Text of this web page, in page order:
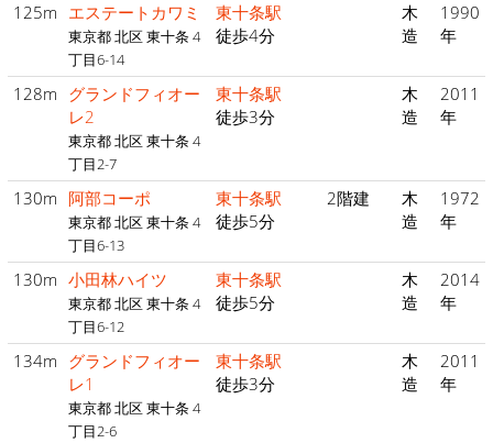
125m エステートカワミ
東京都 北区 東十条 4
丁目6-14
東十条駅
徒歩4分
木
造
1990
年
128m グランドフィオー
レ2
東京都 北区 東十条 4
丁目2-7
東十条駅
徒歩3分
木
造
2011
年
130m 阿部コーポ
東京都 北区 東十条 4
丁目6-13
東十条駅
徒歩5分
2階建
木
造
1972
年
130m 小田林ハイツ
東京都 北区 東十条 4
丁目6-12
東十条駅
徒歩5分
木
造
2014
年
134m グランドフィオー
レ1
東京都 北区 東十条 4
丁目2-6
東十条駅
徒歩3分
木
造
2011
年